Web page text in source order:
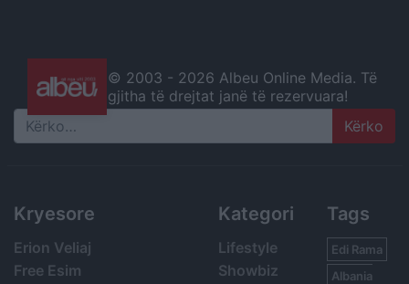
© 2003 - 2026 Albeu Online Media. Të
gjitha të drejtat janë të rezervuara!
Search
Kryesore
Erion Veliaj
Free Esim
Kategori
Lifestyle
Showbiz
Tags
Edi Rama
Albania